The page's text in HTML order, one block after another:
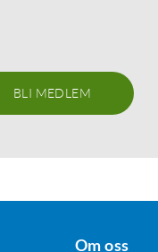
BLI MEDLEM
Om oss